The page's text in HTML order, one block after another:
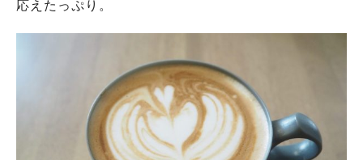
応えたっぷり。